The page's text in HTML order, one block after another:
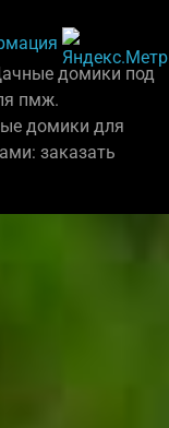
домики под
пмж.
домики для
заказать